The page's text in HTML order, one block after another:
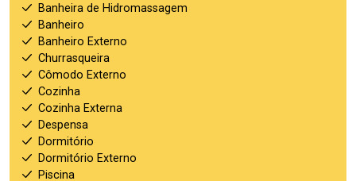
Banheira de Hidromassagem
Banheiro
Banheiro Externo
Churrasqueira
Cômodo Externo
Cozinha
Cozinha Externa
Despensa
Dormitório
Dormitório Externo
Piscina